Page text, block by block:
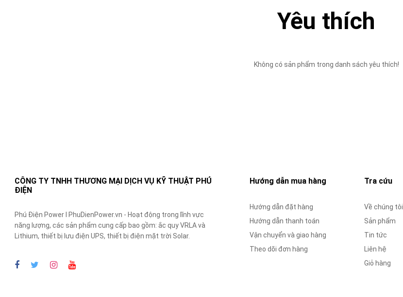
Yêu thích
Không có sản phẩm trong danh sách yêu thích!
CÔNG TY TNHH THƯƠNG MẠI DỊCH VỤ KỸ THUẬT PHÚ
ĐIỆN
Phú Điện Power I PhuDienPower.vn - Hoạt động trong lĩnh vực
năng lượng, các sản phẩm cung cấp bao gồm: ắc quy VRLA và
Lithium, thiết bị lưu điện UPS, thiết bị điện mặt trời Solar.
Hướng dẫn mua hàng
Hướng dẫn đặt hàng
Hướng dẫn thanh toán
Vận chuyển và giao hàng
Theo dõi đơn hàng
Tra cứu
Về chúng tôi
Sản phẩm
Tin tức
Liên hệ
Giỏ hàng